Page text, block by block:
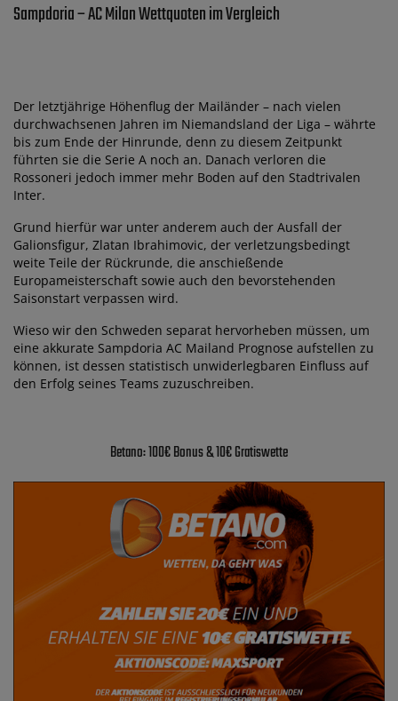
Sampdoria – AC Milan Wettquoten im Vergleich
Der letztjährige Höhenflug der Mailänder – nach vielen
durchwachsenen Jahren im Niemandsland der Liga – währte
bis zum Ende der Hinrunde, denn zu diesem Zeitpunkt
führten sie die Serie A noch an. Danach verloren die
Rossoneri jedoch immer mehr Boden auf den Stadtrivalen
Inter.
Grund hierfür war unter anderem auch der Ausfall der
Galionsfigur, Zlatan Ibrahimovic, der verletzungsbedingt
weite Teile der Rückrunde, die anschießende
Europameisterschaft sowie auch den bevorstehenden
Saisonstart verpassen wird.
Wieso wir den Schweden separat hervorheben müssen, um
eine akkurate Sampdoria AC Mailand Prognose aufstellen zu
können, ist dessen statistisch unwiderlegbaren Einfluss auf
den Erfolg seines Teams zuzuschreiben.
Betano: 100€ Bonus & 10€ Gratiswette